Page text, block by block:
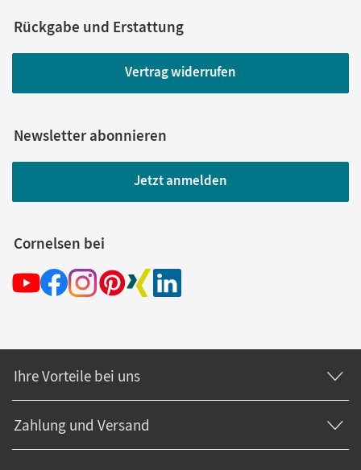
Rückgabe und Erstattung
Vertrag widerrufen
Newsletter abonnieren
Jetzt anmelden
Cornelsen bei
Ihre Vorteile bei uns
Zahlung und Versand